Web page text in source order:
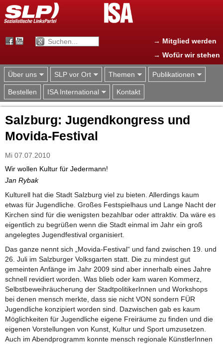
Jump to navigation
→ Mitglied werden
→ Wofür wir stehen
Über uns SLP vor Ort Themen Publikationen
Bestellen ISA International Kontakt
Salzburg: Jugendkongress und
Movida-Festival
Mi 07.07.2010
Wir wollen Kultur für Jedermann!
Jan Rybak
Kulturell hat die Stadt Salzburg viel zu bieten. Allerdings kaum
etwas für Jugendliche. Großes Festspielhaus und Lange Nacht der
Kirchen sind für die wenigsten bezahlbar oder attraktiv. Da wäre es
eigentlich zu begrüßen wenn die Stadt einmal im Jahr ein groß
angelegtes Jugendfestival organisiert.
Das ganze nennt sich „Movida-Festival“ und fand zwischen 19. und
26. Juli im Salzburger Volksgarten statt. Die zu mindest gut
gemeinten Anfänge im Jahr 2009 sind aber innerhalb eines Jahre
schnell revidiert worden. Was blieb oder kam waren Kommerz,
Selbstbeweihräucherung der StadtpolitikerInnen und Workshops
bei denen mensch merkte, dass sie nicht VON sondern FÜR
Jugendliche konzipiert worden sind. Dazwischen gab es kaum
Möglichkeiten für Jugendliche eigene Freiräume zu finden und die
eigenen Vorstellungen von Kunst, Kultur und Sport umzusetzen.
Auch im Abendprogramm konnte mensch regionale KünstlerInnen